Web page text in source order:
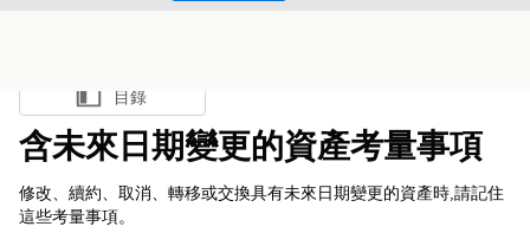
顯示目錄
目錄
含未來日期變更的資產考量事項
修改、續約、取消、轉移或交換具有未來日期變更的資產時,請記住
這些考量事項。